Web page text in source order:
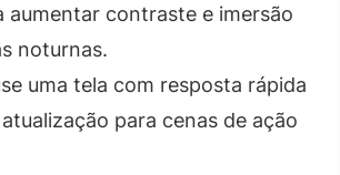
aumentar contraste e imersão
noturnas.
uma tela com resposta rápida
para cenas de ação